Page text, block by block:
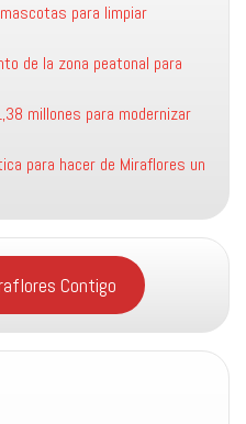
para limpiar
de la zona peatonal para
millones para modernizar
para hacer de Miraflores un
Contigo